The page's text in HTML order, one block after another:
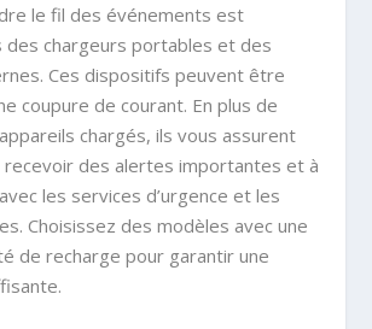
le fil des événements est
des chargeurs portables et des
Ces dispositifs peuvent être
coupure de courant. En plus de
chargés, ils vous assurent
recevoir des alertes importantes et à
les services d’urgence et les
Choisissez des modèles avec une
de recharge pour garantir une